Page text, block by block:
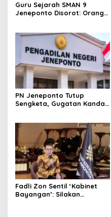
Guru Sejarah SMAN 9
Jeneponto Disorot: Orang
Bungkam
PN Jeneponto Tutup
Sengketa, Gugatan Kandas
Fadli Zon Sentil ‘Kabinet
Bayangan’: Silakan